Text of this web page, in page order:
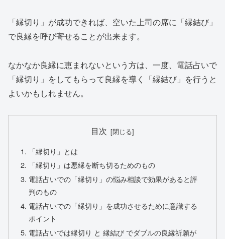
「縁切り」が成功できれば、空いた上司の席に「縁結び」
で良縁を呼び寄せることが出来ます。
なかなか良縁に恵まれないという方は、一度、電話占いで
「縁切り」をしてもらって良縁を導く「縁結び」を行うと
よいかもしれません。
目次
「縁切り」とは
「縁切り」は悪縁を断ち切るためのもの
電話占いでの「縁切り」の悩み相談で効果があると評
判のもの
電話占いでの「縁切り」を成功させるために意識する
ポイント
電話占いでは縁切り と 縁結び でダブルの良縁祈願が